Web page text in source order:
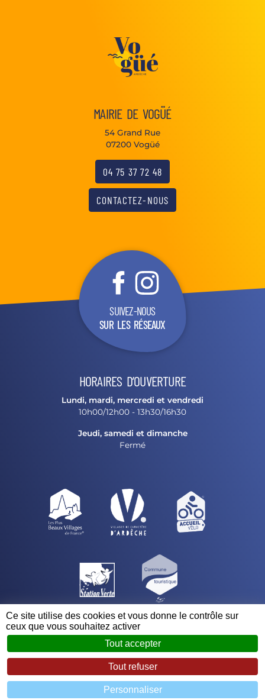
MAIRIE DE VOGÜÉ
54 Grand Rue
07200 Vogüé
04 75 37 72 48
CONTACTEZ-NOUS
SUIVEZ-NOUS
SUR LES RÉSEAUX
HORAIRES D’OUVERTURE
Lundi, mardi, mercredi et vendredi
10h00/12h00 - 13h30/16h30
Jeudi, samedi et dimanche
Fermé
© 2023 - 2026 Mairie de Vogüé
Mentions légales
Zéfyx
Ce site utilise des cookies et vous donne le contrôle sur
ceux que vous souhaitez activer
Tout accepter
Tout refuser
Personnaliser